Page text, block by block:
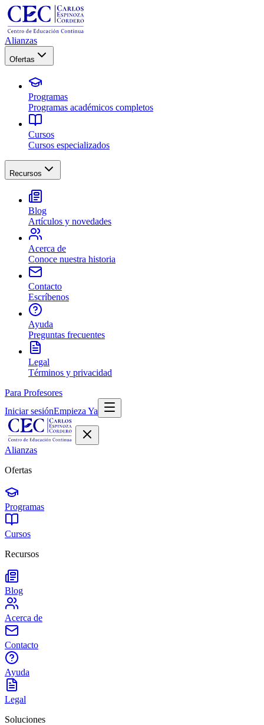
Alianzas
Ofertas
Programas
Programas académicos completos
Cursos
Cursos especializados
Recursos
Blog
Artículos y novedades
Acerca de
Conoce nuestra historia
Contacto
Escríbenos
Ayuda
Preguntas frecuentes
Legal
Términos y privacidad
Para Profesores
Iniciar sesiónEmpieza Ya
Alianzas
Ofertas
Programas
Cursos
Recursos
Blog
Acerca de
Contacto
Ayuda
Legal
Soluciones